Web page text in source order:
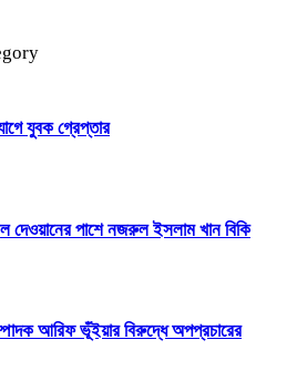
যুবক গ্রেপ্তার
পাশে নজরুল ইসলাম খান বিকি
আরিফ ভূঁইয়ার বিরুদ্ধে অপপ্রচারের